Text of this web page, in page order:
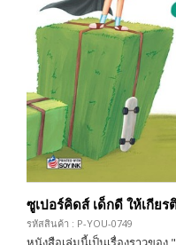
ซูเปอร์คิดส์ เด็กดี ให้เกียร
รหัสสินค้า : P-YOU-0749